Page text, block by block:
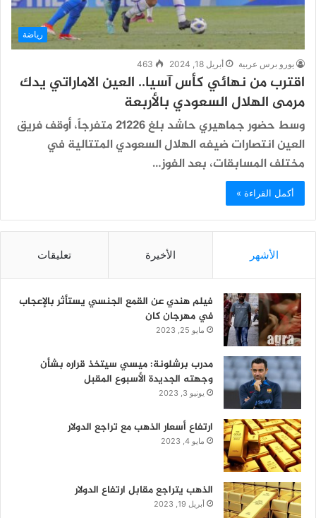
رياضة
يورو برس عربية أبريل 18, 2024 463
اقترب من نهائي كأس آسيا.. العين الاماراتي يدك
مرمى الهلال السعودي بالأربعة
وسط حضور جماهيري حاشد بلغ 21226 متفرجاً، أوقف فريق
العين انتصارات ضيفه الهلال السعودي المتتالية في
مختلف المسابقات، بعد الفوز…
أكمل القراءة »
الأشهر الأخيرة تعليقات
فيلم هندي عن القمع الجنسي يستأثر بالإعجاب
في مهرجان كان
مايو 25, 2023
مدرب برشلونة: ميسي سيتخذ قراره بشأن
وجهته الجديدة الأسبوع المقبل
يونيو 3, 2023
ارتفاع أسعار الذهب مع تراجع الدولار
مايو 4, 2023
الذهب يتراجع مقابل ارتفاع الدولار
أبريل 19, 2023